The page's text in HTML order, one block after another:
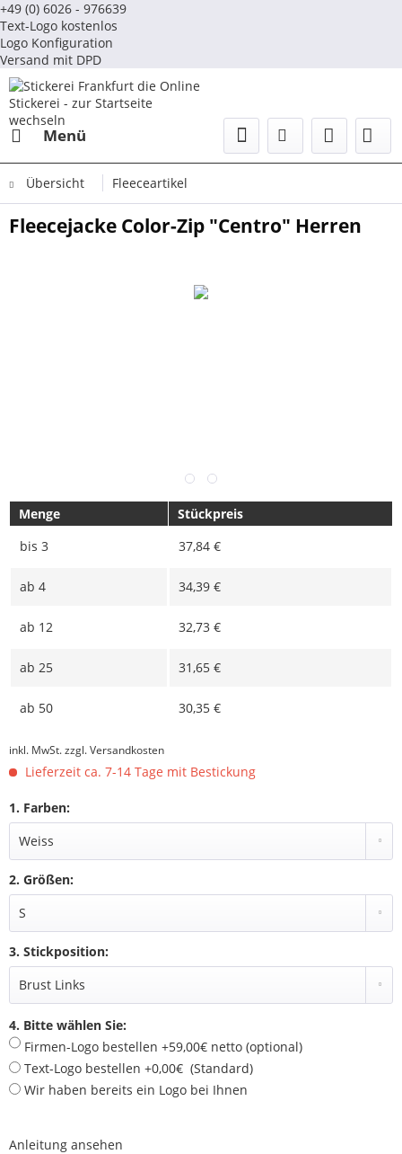
+49 (0) 6026 - 976639
Text-Logo kostenlos
Logo Konfiguration
Versand mit DPD
Menü
Übersicht Fleeceartikel
Fleecejacke Color-Zip "Centro" Herren
Menge
Stückpreis
bis 3 37,84 €
ab 4 34,39 €
ab 12 32,73 €
ab 25 31,65 €
ab 50 30,35 €
inkl. MwSt.zzgl. Versandkosten
Lieferzeit ca. 7-14 Tage mit Bestickung
1. Farben:
2. Größen:
3. Stickposition:
4. Bitte wählen Sie:
Firmen-Logo bestellen +59,00€ netto (optional)
Text-Logo bestellen +0,00€ (Standard)
Wir haben bereits ein Logo bei Ihnen
Anleitung ansehen